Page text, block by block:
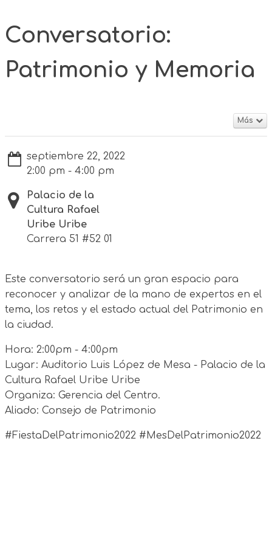
Conversatorio:
Patrimonio y Memoria
Más
septiembre 22, 2022
2:00 pm - 4:00 pm
Palacio de la
Cultura Rafael
Uribe Uribe
Carrera 51 #52 01
Este conversatorio será un gran espacio para
reconocer y analizar de la mano de expertos en el
tema, los retos y el estado actual del Patrimonio en
la ciudad.
Hora: 2:00pm - 4:00pm
Lugar: Auditorio Luis López de Mesa - Palacio de la
Cultura Rafael Uribe Uribe
Organiza: Gerencia del Centro.
Aliado: Consejo de Patrimonio
#FiestaDelPatrimonio2022 #MesDelPatrimonio2022